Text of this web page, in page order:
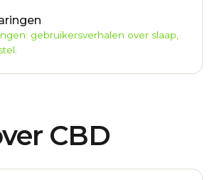
gebruikersverhalen over slaap,
CBD